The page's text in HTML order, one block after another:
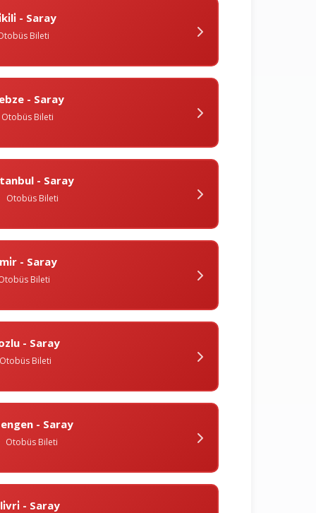
- Saray
Bileti
- Saray
Otobüs Bileti
- Saray
Otobüs Bileti
- Saray
Bileti
- Saray
Otobüs Bileti
- Saray
Otobüs Bileti
- Saray